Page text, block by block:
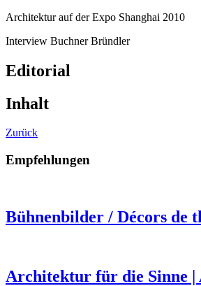
Architektur auf der Expo Shanghai 2010
Interview Buchner Bründler
Editorial
Inhalt
Zurück
Empfehlungen
Bühnenbilder / Décors de
Architektur für die Sinne |